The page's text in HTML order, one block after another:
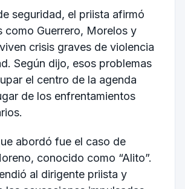
seguridad, el priista afirmó
como Guerrero, Morelos y
crisis graves de violencia
Según dijo, esos problemas
el centro de la agenda
de los enfrentamientos
abordó fue el caso de
conocido como “Alito”.
al dirigente priista y